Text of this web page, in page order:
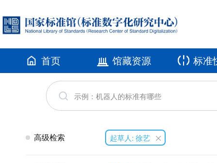
首页 馆藏资源 标准
高级检索 起草人: 徐艺